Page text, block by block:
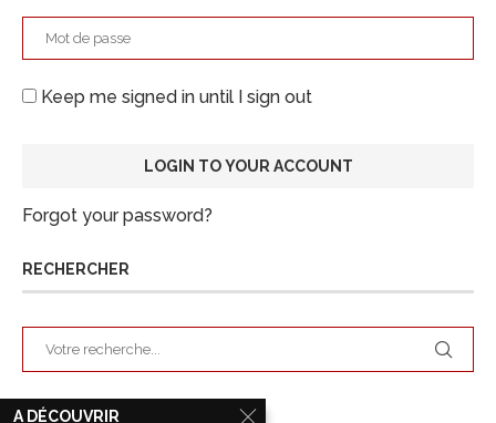
Keep me signed in until I sign out
Forgot your password?
RECHERCHER
ARCHIVES
A DÉCOUVRIR